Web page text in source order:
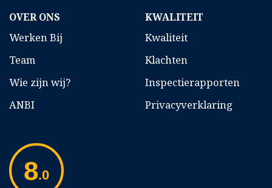
OVER ONS
Werken Bij
Team
Wie zijn wij?
ANBI
KWALITEIT
Kwaliteit
Klachten
Inspectierapporten
Privacyverklaring
8.0